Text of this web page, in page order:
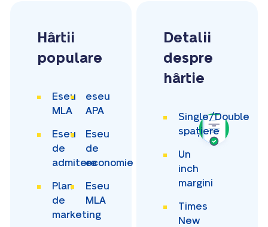
Hârtii
populare
Eseu
MLA
eseu
APA
Eseu
de
admitere
Eseu
de
economie
Plan
de
marketing
Eseu
MLA
Detalii
despre
hârtie
Single/Double
spațiere
Un
inch
margini
Times
New